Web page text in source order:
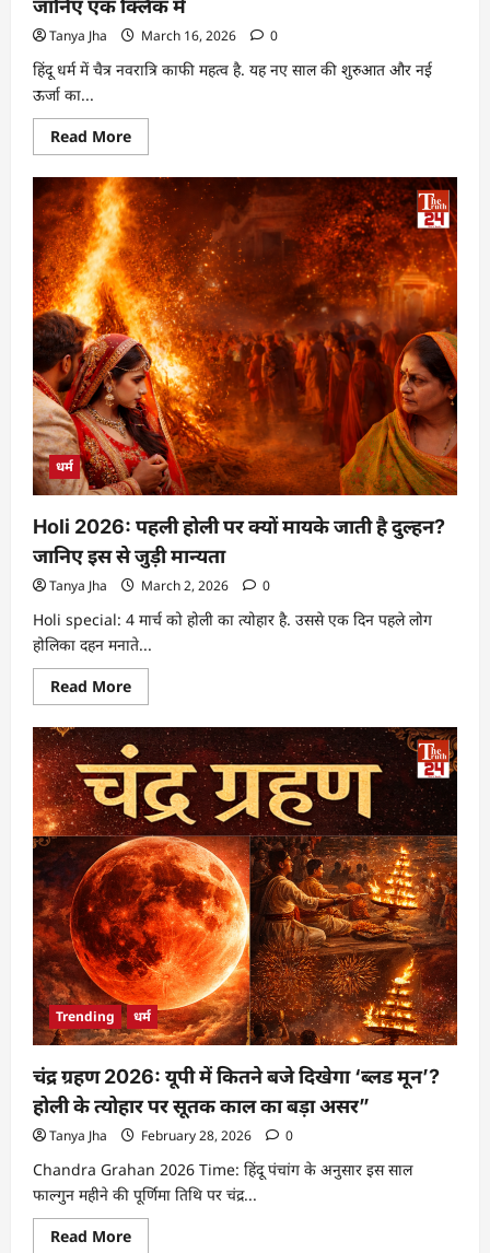
जानिए एक क्लिक में
Tanya Jha March 16, 2026 0
हिंदू धर्म में चैत्र नवरात्रि काफी महत्व है. यह नए साल की शुरुआत और नई
ऊर्जा का...
Read More
धर्म
Holi 2026: पहली होली पर क्यों मायके जाती है दुल्हन?
जानिए इस से जुड़ी मान्यता
Tanya Jha March 2, 2026 0
Holi special: 4 मार्च को होली का त्योहार है. उससे एक दिन पहले लोग
होलिका दहन मनाते...
Read More
Trending धर्म
चंद्र ग्रहण 2026: यूपी में कितने बजे दिखेगा ‘ब्लड मून’?
होली के त्योहार पर सूतक काल का बड़ा असर”
Tanya Jha February 28, 2026 0
Chandra Grahan 2026 Time: हिंदू पंचांग के अनुसार इस साल
फाल्गुन महीने की पूर्णिमा तिथि पर चंद्र...
Read More